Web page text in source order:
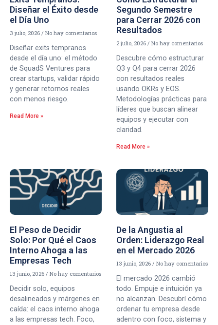
Diseñar el Éxito desde
el Día Uno
3 julio, 2026 No hay comentarios
Diseñar exits tempranos
desde el día uno: el método
de SquadS Ventures para
crear startups, validar rápido
y generar retornos reales
con menos riesgo.
Read More »
Segundo Semestre
para Cerrar 2026 con
Resultados
2 julio, 2026 No hay comentarios
Descubre cómo estructurar
Q3 y Q4 para cerrar 2026
con resultados reales
usando OKRs y EOS.
Metodologías prácticas para
líderes que buscan alinear
equipos y ejecutar con
claridad.
Read More »
El Peso de Decidir
Solo: Por Qué el Caos
Interno Ahoga a las
Empresas Tech
13 junio, 2026 No hay comentarios
Decidir solo, equipos
desalineados y márgenes en
caída: el caos interno ahoga
a las empresas tech. Foco,
De la Angustia al
Orden: Liderazgo Real
en el Mercado 2026
13 junio, 2026 No hay comentarios
El mercado 2026 cambió
todo. Empuje e intuición ya
no alcanzan. Descubrí cómo
ordenar tu empresa desde
adentro con foco, sistema y